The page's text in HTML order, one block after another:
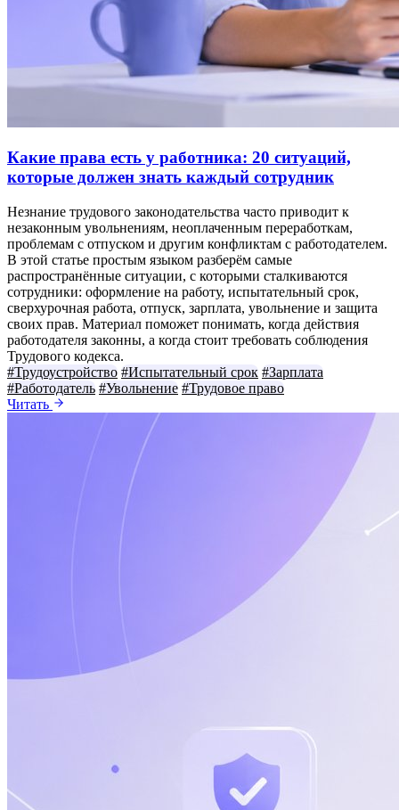
Какие права есть у работника: 20 ситуаций,
которые должен знать каждый сотрудник
Незнание трудового законодательства часто приводит к
незаконным увольнениям, неоплаченным переработкам,
проблемам с отпуском и другим конфликтам с работодателем.
В этой статье простым языком разберём самые
распространённые ситуации, с которыми сталкиваются
сотрудники: оформление на работу, испытательный срок,
сверхурочная работа, отпуск, зарплата, увольнение и защита
своих прав. Материал поможет понимать, когда действия
работодателя законны, а когда стоит требовать соблюдения
Трудового кодекса.
#Трудоустройство #Испытательный срок #Зарплата
#Работодатель #Увольнение #Трудовое право
Читать